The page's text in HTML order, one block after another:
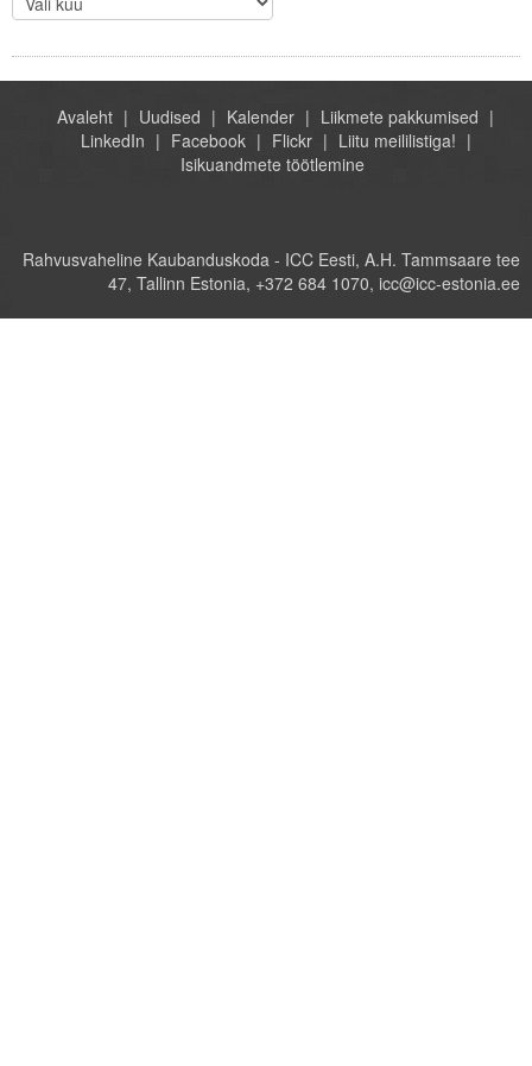
Avaleht Uudised Kalender
Liikmete pakkumised
LinkedIn
Facebook Flickr
Liitu meililistiga!
Isikuandmete töötlemine
Rahvusvaheline Kaubanduskoda - ICC Eesti, A.H. Tammsaare tee
47, Tallinn Estonia, +372 684 1070, icc@icc-estonia.ee